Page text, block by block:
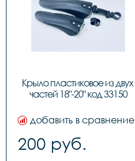
Крыло пластиковое из двух
частей 18"-20" код 33150
добавить в сравнение
200 руб.